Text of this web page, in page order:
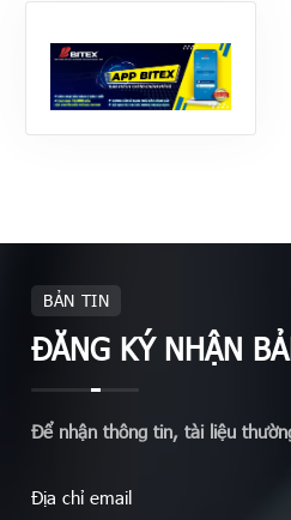
BẢN TIN
ĐĂNG KÝ NHẬN
Để nhận thông tin, tài liệu
Địa chỉ email